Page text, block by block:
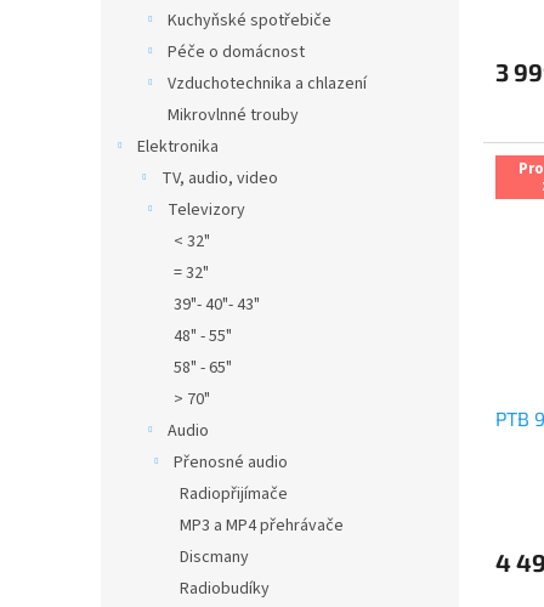
Kuchyňské spotřebiče
Péče o domácnost
Vzduchotechnika a chlazení
Mikrovlnné trouby
Elektronika
TV, audio, video
Televizory
< 32"
= 32"
39"- 40"- 43"
48" - 55"
58" - 65"
> 70"
Audio
Přenosné audio
Radiopřijímače
MP3 a MP4 přehrávače
Discmany
Radiobudíky
je
5
3
PTB
je
4